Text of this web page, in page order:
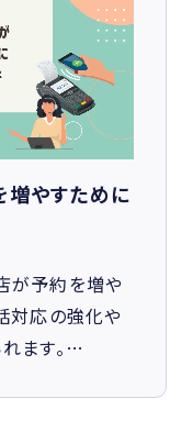
やすために
が予約を増や
対応の強化や
ます。…